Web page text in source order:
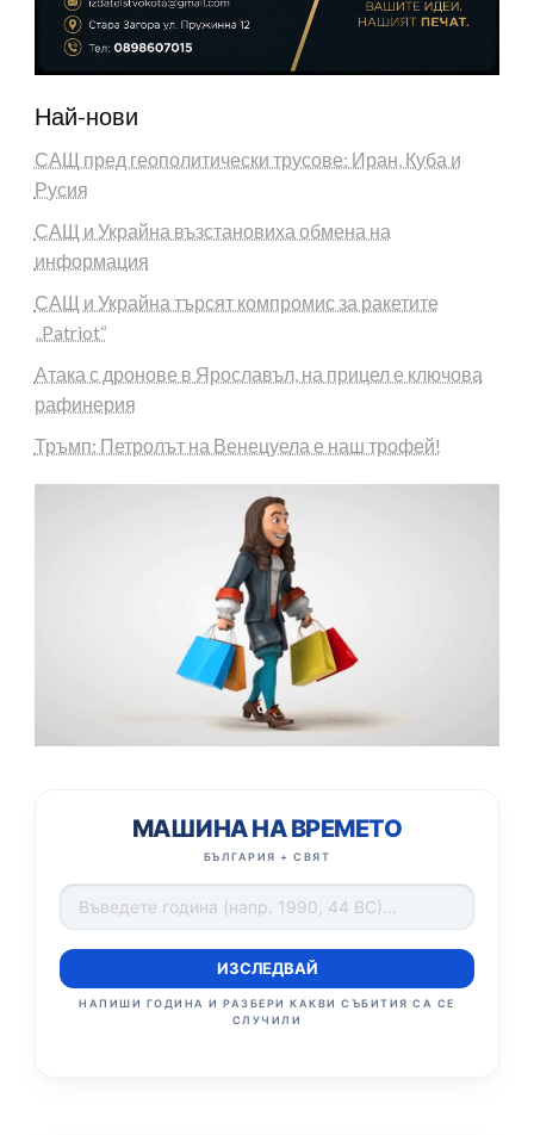
Най-нови
САЩ пред геополитически трусове: Иран, Куба и
Русия
САЩ и Украйна възстановиха обмена на
информация
САЩ и Украйна търсят компромис за ракетите
„Patriot“
Атака с дронове в Ярославъл, на прицел е ключова
рафинерия
Тръмп: Петролът на Венецуела е наш трофей!
МАШИНА НА ВРЕМЕТО
БЪЛГАРИЯ + СВЯТ
ИЗСЛЕДВАЙ
НАПИШИ ГОДИНА И РАЗБЕРИ КАКВИ СЪБИТИЯ СА СЕ
СЛУЧИЛИ